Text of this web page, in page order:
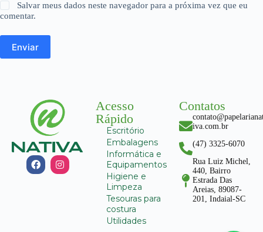
Salvar meus dados neste navegador para a próxima vez que eu
comentar.
Enviar
Acesso
Rápido
Escritório
Embalagens
Informática e
Equipamentos
Higiene e
Limpeza
Tesouras para
costura
Utilidades
Contatos
iva.com.br
(47) 3325-6070
Rua Luiz Michel,
440, Bairro
Estrada Das
Areias, 89087-
201, Indaial-SC